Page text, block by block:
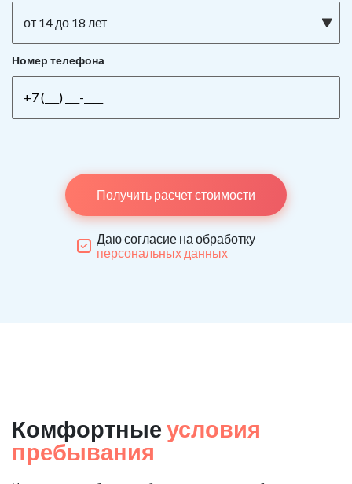
от 14 до 18 лет
Номер телефона
Получить расчет стоимости
Даю согласие на обработку
персональных данных
Комфортные условия
пребывания